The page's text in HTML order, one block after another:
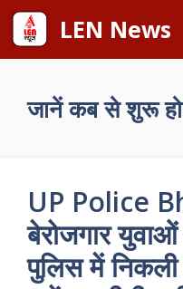
Skip
content
LEN News
जानें कब से शुरू
UP Police
बेरोजगार
पुलिस में निकली